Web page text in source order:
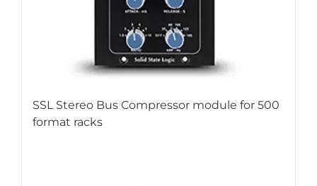
SSL Stereo Bus Compressor module for 500
format racks